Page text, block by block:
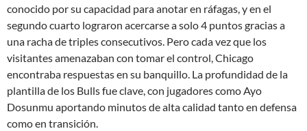
conocido por su capacidad para anotar en ráfagas, y en el
segundo cuarto lograron acercarse a solo 4 puntos gracias a
una racha de triples consecutivos. Pero cada vez que los
visitantes amenazaban con tomar el control, Chicago
encontraba respuestas en su banquillo. La profundidad de la
plantilla de los Bulls fue clave, con jugadores como Ayo
Dosunmu aportando minutos de alta calidad tanto en defensa
como en transición.